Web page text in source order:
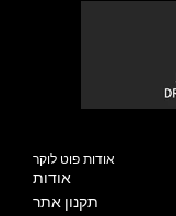
אודות פוט לוקר
אודות
תקנון אתר